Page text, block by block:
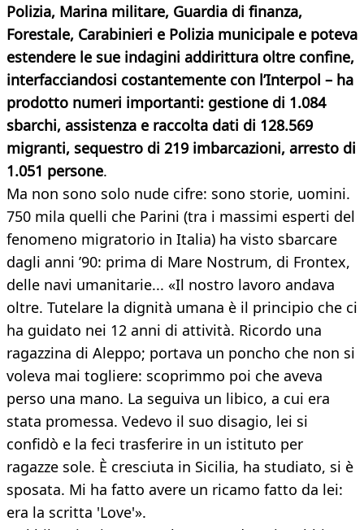
Polizia, Marina militare, Guardia di finanza,
Forestale, Carabinieri e Polizia municipale e poteva
estendere le sue indagini addirittura oltre confine,
interfacciandosi costantemente con l’Interpol – ha
prodotto numeri importanti: gestione di 1.084
sbarchi, assistenza e raccolta dati di 128.569
migranti, sequestro di 219 imbarcazioni, arresto di
1.051 persone.
Ma non sono solo nude cifre: sono storie, uomini.
750 mila quelli che Parini (tra i massimi esperti del
fenomeno migratorio in Italia) ha visto sbarcare
dagli anni ’90: prima di Mare Nostrum, di Frontex,
delle navi umanitarie... «Il nostro lavoro andava
oltre. Tutelare la dignità umana è il principio che ci
ha guidato nei 12 anni di attività. Ricordo una
ragazzina di Aleppo; portava un poncho che non si
voleva mai togliere: scoprimmo poi che aveva
perso una mano. La seguiva un libico, a cui era
stata promessa. Vedevo il suo disagio, lei si
confidò e la feci trasferire in un istituto per
ragazze sole. È cresciuta in Sicilia, ha studiato, si è
sposata. Mi ha fatto avere un ricamo fatto da lei:
era la scritta 'Love'».